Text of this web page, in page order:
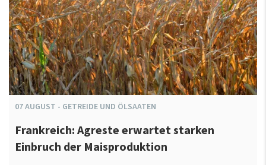
07AUGUST - GETREIDE UND ÖLSAATEN
Frankreich: Agreste erwartet starken
Einbruch der Maisproduktion